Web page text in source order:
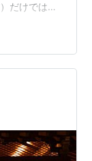
だけでは問
まい、一
とで、今月
えるように